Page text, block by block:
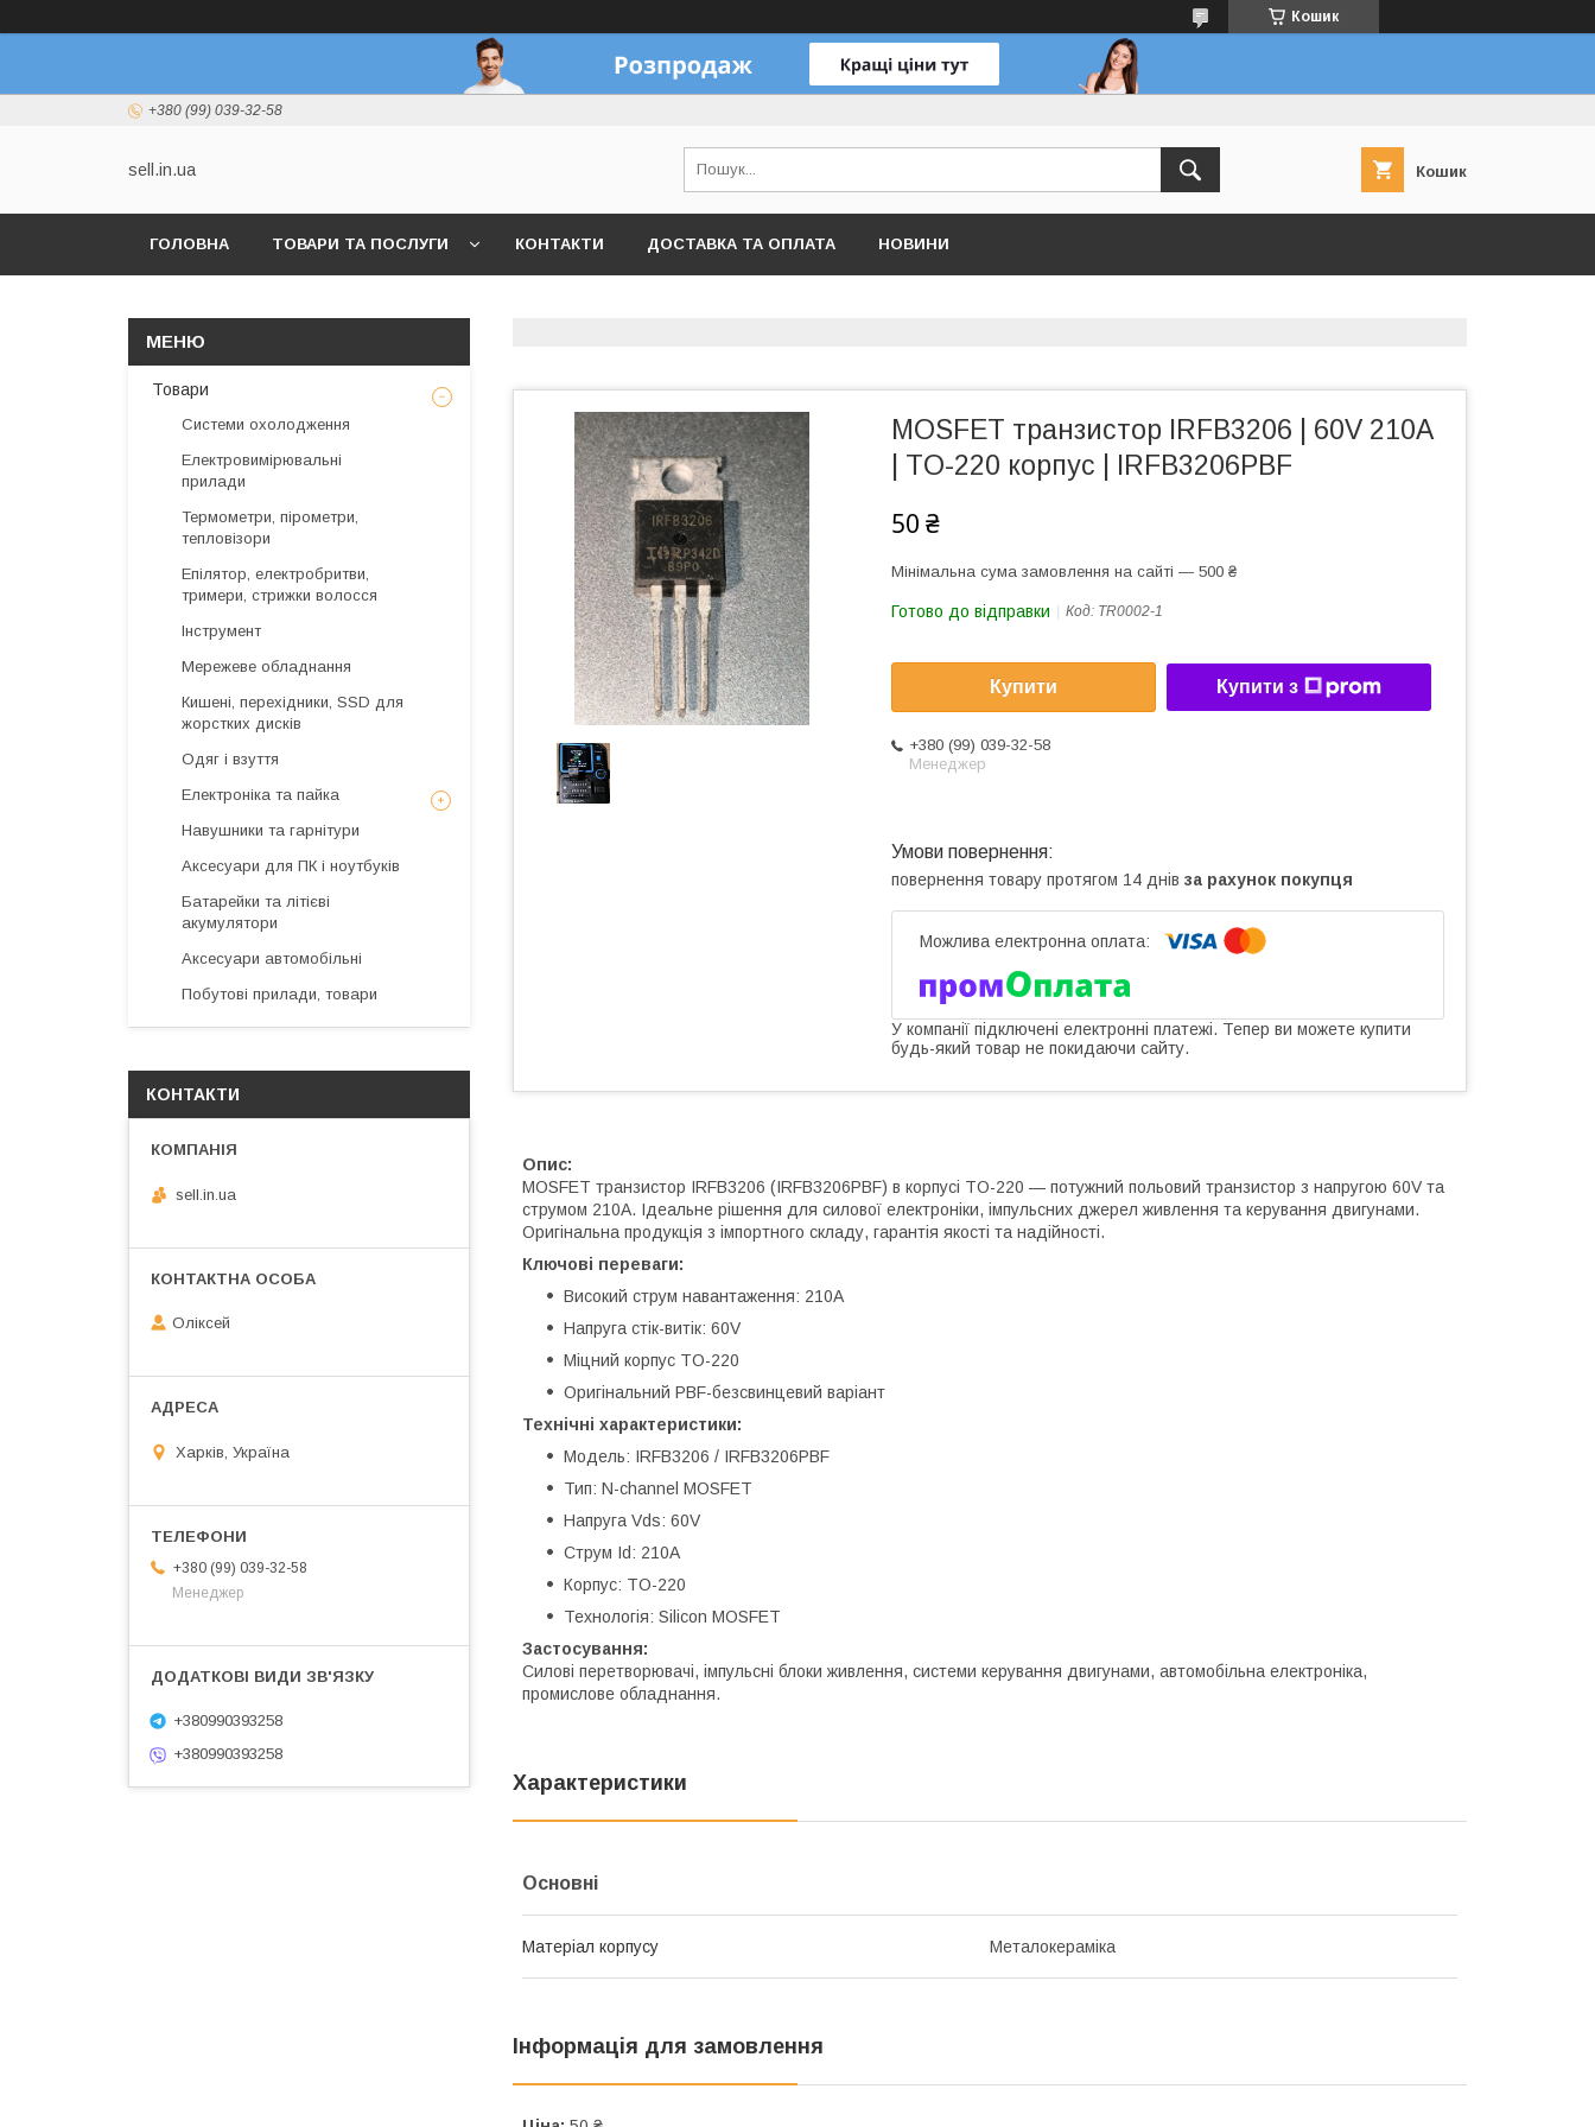
Кошик
+380 (99) 039-32-58
sell.in.ua Кошик
ГОЛОВНА ТОВАРИ ТА ПОСЛУГИ КОНТАКТИ ДОСТАВКА ТА ОПЛАТА НОВИНИ
MOSFET транзистор IRFB3206 | 60V 210A
| TO-220 корпус | IRFB3206PBF
50 ₴
Мінімальна сума замовлення на сайті — 500 ₴
Готово до відправки Код: TR0002-1
Купити Купити з
+380 (99) 039-32-58
Менеджер
повернення товару протягом 14 днів за рахунок покупця
У компанії підключені електронні платежі. Тепер ви можете купити
будь-який товар не покидаючи сайту.
Опис:
MOSFET транзистор IRFB3206 (IRFB3206PBF) в корпусі TO-220 — потужний польовий транзистор з напругою 60V та
струмом 210A. Ідеальне рішення для силової електроніки, імпульсних джерел живлення та керування двигунами.
Оригінальна продукція з імпортного складу, гарантія якості та надійності.
Ключові переваги:
Високий струм навантаження: 210A
Напруга стік-витік: 60V
Міцний корпус TO-220
Оригінальний PBF-безсвинцевий варіант
Технічні характеристики:
Модель: IRFB3206 / IRFB3206PBF
Тип: N-channel MOSFET
Напруга Vds: 60V
Струм Id: 210A
Корпус: TO-220
Технологія: Silicon MOSFET
Застосування:
Силові перетворювачі, імпульсні блоки живлення, системи керування двигунами, автомобільна електроніка,
промислове обладнання.
Характеристики
Основні
Матеріал корпусу Металокераміка
Інформація для замовлення
Товари
Системи охолодження
Електровимірювальні
прилади
Термометри, пірометри,
тепловізори
Епілятор, електробритви,
тримери, стрижки волосся
Інструмент
Мережеве обладнання
Кишені, перехідники, SSD для
жорстких дисків
Одяг і взуття
Електроніка та пайка
Навушники та гарнітури
Аксесуари для ПК і ноутбуків
Батарейки та літієві
акумулятори
Аксесуари автомобільні
Побутові прилади, товари
КОНТАКТИ
sell.in.ua
Оліксей
Харків, Україна
+380 (99) 039-32-58
Менеджер
+380990393258
+380990393258